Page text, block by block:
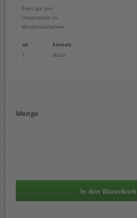
Preis gilt pro
Umverpackt zu
Mindestabnahme
ab Einheit
1
Stück
Menge
In den Warenkorb